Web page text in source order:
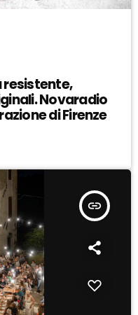
resistente,
Novaradio
di Firenze
insert_link